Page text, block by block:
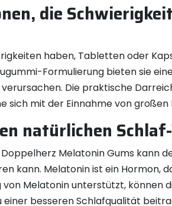
die
haben, Tabletten oder
Formulierung bieten sie
Die praktische
sich mit der Einnahme von großen
natürlichen
Melatonin Gums kann
kann. Melatonin ist ein Hormon,
von Melatonin unterstützt, können
einer besseren Schlafqualität